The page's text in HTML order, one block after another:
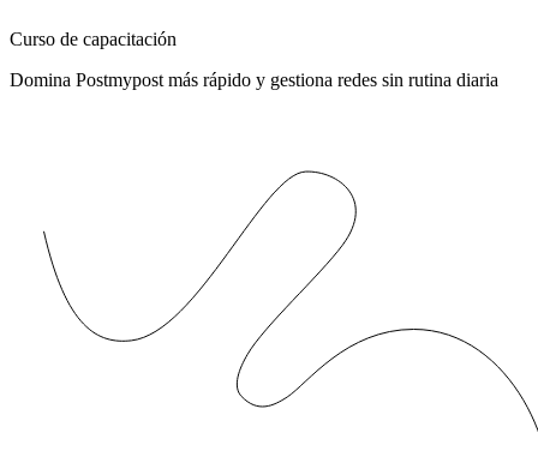
Curso de capacitación
Domina Postmypost más rápido y gestiona redes sin rutina diaria